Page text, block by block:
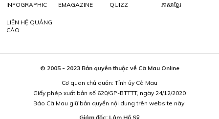
INFOGRAPHIC EMAGAZINE QUIZZ ភាសាខ្មែរ
LIÊN HỆ QUẢNG
CÁO
© 2005 - 2023 Bản quyền thuộc về Cà Mau Online
Cơ quan chủ quản: Tỉnh ủy Cà Mau
Giấy phép xuất bản số 620/GP-BTTTT, ngày 24/12/2020
Báo Cà Mau giữ bản quyền nội dung trên website này.
Giám đốc: Lâm Hồ Sỹ